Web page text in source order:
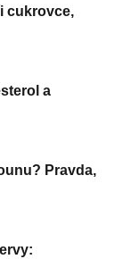
cukrovce,
a
Pravda,